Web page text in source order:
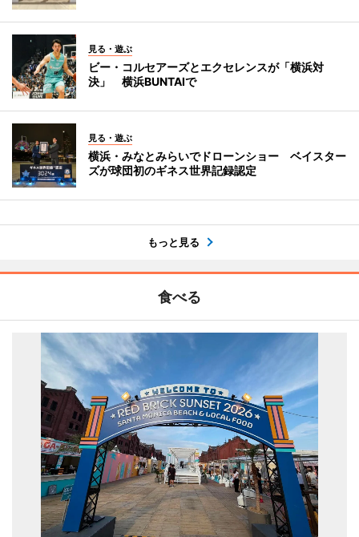
見る・遊ぶ
ビー・コルセアーズとエクセレンスが「横浜対
決」 横浜BUNTAIで
見る・遊ぶ
横浜・みなとみらいでドローンショー ベイスター
ズが球団初のギネス世界記録認定
もっと見る
食べる